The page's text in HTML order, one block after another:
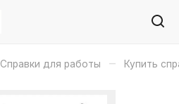
Справки для работы – Купить